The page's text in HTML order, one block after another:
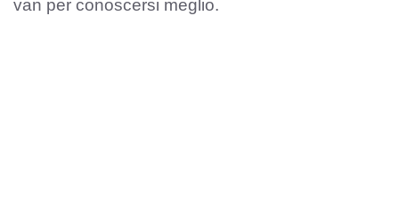
van per conoscersi meglio.